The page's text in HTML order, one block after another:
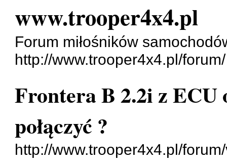
www.trooper4x4.pl
Forum miłośników
http://www.trooper4x4.pl/forum/
Frontera B 2.2i z ECU
połączyć ?
http://www.trooper4x4.pl/